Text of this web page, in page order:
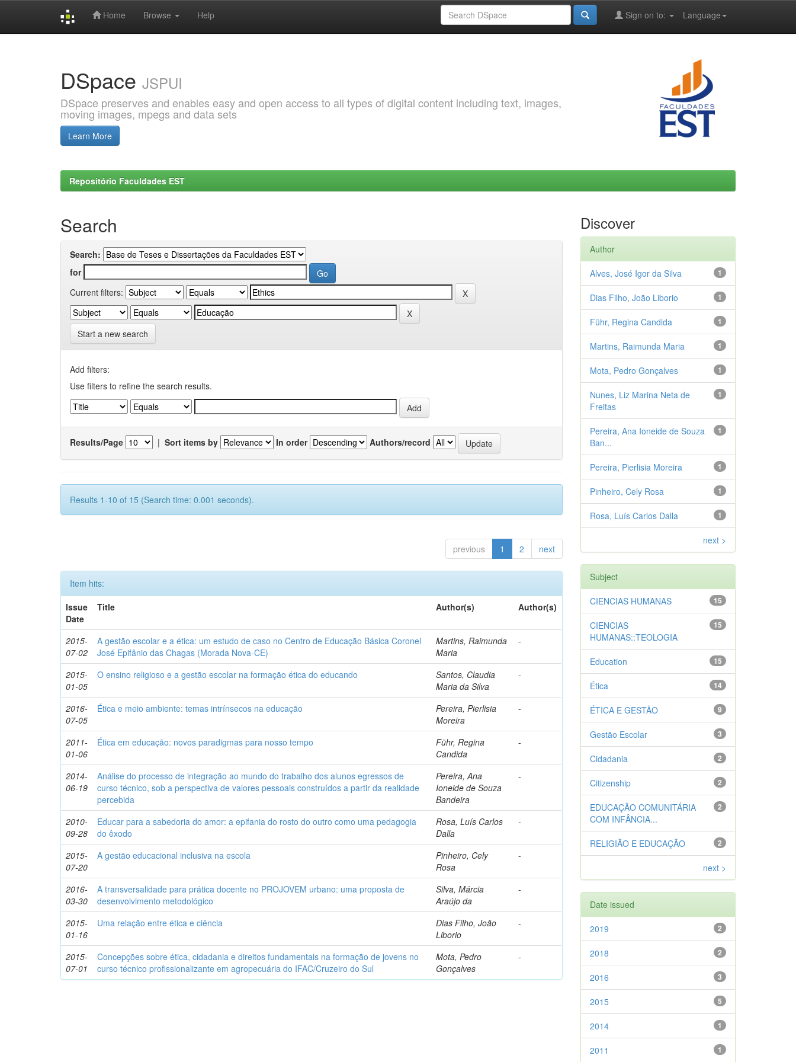
Home Browse Help Language
Sign on to:
DSpace JSPUI
DSpace preserves and enables easy and open access to all types of digital content including text, images,
moving images, mpegs and data sets
Learn More
Repositório Faculdades EST
Search
Search:
for
Current filters:
Start a new search
Add filters:
Use filters to refine the search results.
Results/Page | Sort items by In order Authors/record
Results 1-10 of 15 (Search time: 0.001 seconds).
previous 1 2 next
Item hits:
Issue
Date
Title Author(s) Author(s)
2015-
07-02
A gestão escolar e a ética: um estudo de caso no Centro de Educação Básica Coronel
José Epifânio das Chagas (Morada Nova-CE)
Martins, Raimunda
Maria
-
2015-
01-05
O ensino religioso e a gestão escolar na formação ética do educando
Santos, Claudia
Maria da Silva
-
2016-
07-05
Ética e meio ambiente: temas intrínsecos na educação
Pereira, Pierlisia
Moreira
-
2011-
01-06
Ética em educação: novos paradigmas para nosso tempo
Führ, Regina
Candida
-
2014-
06-19
Análise do processo de integração ao mundo do trabalho dos alunos egressos de
curso técnico, sob a perspectiva de valores pessoais construídos a partir da realidade
percebida
Pereira, Ana
Ioneide de Souza
Bandeira
-
2010-
09-28
Educar para a sabedoria do amor: a epifania do rosto do outro como uma pedagogia
do êxodo
Rosa, Luís Carlos
Dalla
-
2015-
07-20
A gestão educacional inclusiva na escola
Pinheiro, Cely
Rosa
-
2016-
03-30
A transversalidade para prática docente no PROJOVEM urbano: uma proposta de
desenvolvimento metodológico
Silva, Márcia
Araújo da
-
2015-
01-16
Uma relação entre ética e ciência
Dias Filho, João
Liborio
-
2015-
07-01
Concepções sobre ética, cidadania e direitos fundamentais na formação de jovens no
curso técnico profissionalizante em agropecuária do IFAC/Cruzeiro do Sul
Mota, Pedro
Gonçalves
-
Discover
Author
1
Alves, José Igor da Silva
1
Dias Filho, João Liborio
1
Führ, Regina Candida
1
Martins, Raimunda Maria
1
Mota, Pedro Gonçalves
1
Nunes, Liz Marina Neta de
Freitas
1
Pereira, Ana Ioneide de Souza
Ban...
1
Pereira, Pierlisia Moreira
1
Pinheiro, Cely Rosa
1
Rosa, Luís Carlos Dalla
next >
Subject
15
CIENCIAS HUMANAS
15
CIENCIAS
HUMANAS::TEOLOGIA
15
Education
14
Ética
9
ÉTICA E GESTÃO
3
Gestão Escolar
2
Cidadania
2
Citizenship
2
EDUCAÇÃO COMUNITÁRIA
COM INFÂNCIA...
2
RELIGIÃO E EDUCAÇÃO
next >
Date issued
2
2019
2
2018
3
2016
5
2015
1
2014
1
2011